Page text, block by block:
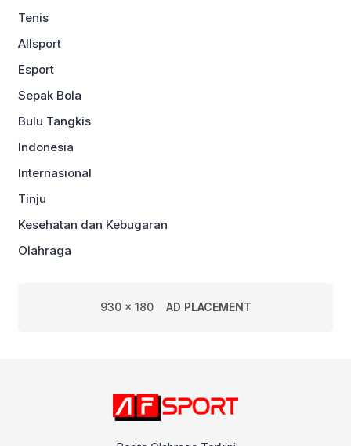
Tenis
Allsport
Esport
Sepak Bola
Bulu Tangkis
Indonesia
Internasional
Tinju
Kesehatan dan Kebugaran
Olahraga
930 x 180 AD PLACEMENT